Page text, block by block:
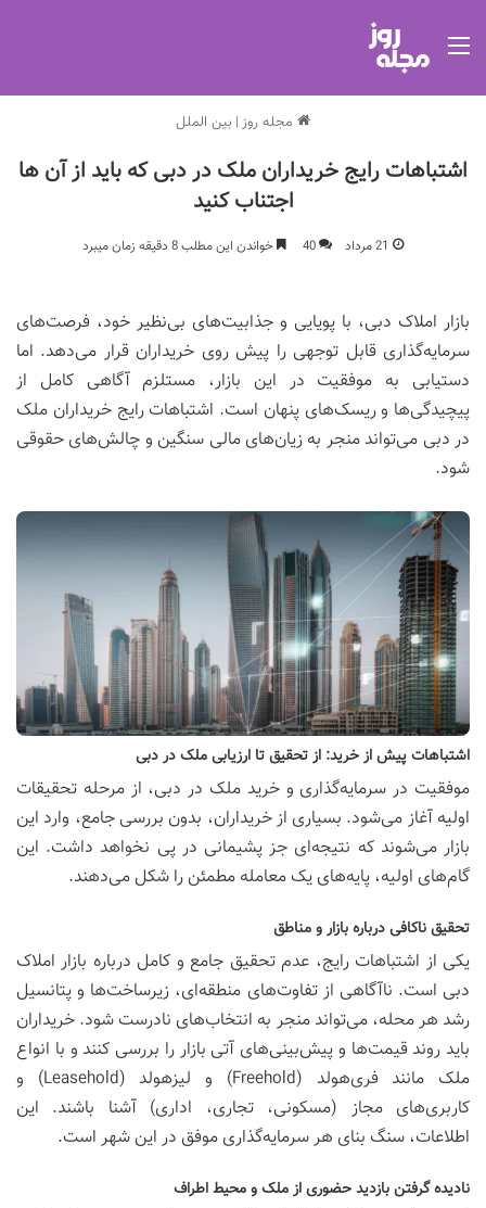
مجله روز | بین الملل
اشتباهات رایج خریداران ملک در دبی که باید از آن ها
اجتناب کنید
21 مرداد 40 خواندن این مطلب 8 دقیقه زمان میبرد
بازار املاک دبی، با پویایی و جذابیت‌های بی‌نظیر خود، فرصت‌های
سرمایه‌گذاری قابل توجهی را پیش روی خریداران قرار می‌دهد. اما
دستیابی به موفقیت در این بازار، مستلزم آگاهی کامل از
پیچیدگی‌ها و ریسک‌های پنهان است. اشتباهات رایج خریداران ملک
در دبی می‌تواند منجر به زیان‌های مالی سنگین و چالش‌های حقوقی
شود.
اشتباهات پیش از خرید: از تحقیق تا ارزیابی ملک در دبی
موفقیت در سرمایه‌گذاری و خرید ملک در دبی، از مرحله تحقیقات
اولیه آغاز می‌شود. بسیاری از خریداران، بدون بررسی جامع، وارد این
بازار می‌شوند که نتیجه‌ای جز پشیمانی در پی نخواهد داشت. این
گام‌های اولیه، پایه‌های یک معامله مطمئن را شکل می‌دهند.
تحقیق ناکافی درباره بازار و مناطق
یکی از اشتباهات رایج، عدم تحقیق جامع و کامل درباره بازار املاک
دبی است. ناآگاهی از تفاوت‌های منطقه‌ای، زیرساخت‌ها و پتانسیل
رشد هر محله، می‌تواند منجر به انتخاب‌های نادرست شود. خریداران
باید روند قیمت‌ها و پیش‌بینی‌های آتی بازار را بررسی کنند و با انواع
ملک مانند فری‌هولد (Freehold) و لیز‌هولد (Leasehold) و
کاربری‌های مجاز (مسکونی، تجاری، اداری) آشنا باشند. این
اطلاعات، سنگ بنای هر سرمایه‌گذاری موفق در این شهر است.
نادیده گرفتن بازدید حضوری از ملک و محیط اطراف